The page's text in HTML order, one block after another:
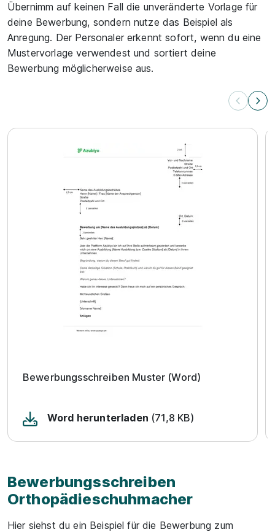
Übernimm auf keinen Fall die unveränderte Vorlage für
deine Bewerbung, sondern nutze das Beispiel als
Anregung. Der Personaler erkennt sofort, wenn du eine
Mustervorlage verwendest und sortiert deine
Bewerbung möglicherweise aus.
Bewerbungsschreiben Muster (Word)
Word herunterladen (71,8 KB)
Bewerbungsschreiben
Orthopädieschuhmacher
Hier siehst du ein Beispiel für die Bewerbung zum